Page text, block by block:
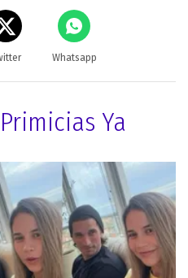
Whatsapp
Ya